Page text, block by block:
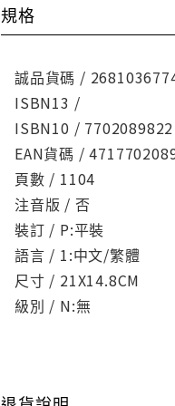
規格
誠品貨碼 /
ISBN13 /
ISBN10 / 7702089822
EAN貨碼 /
頁數 / 1104
注音版 / 否
裝訂 / P:平裝
語言 / 1:中文/繁體
尺寸 / 21X14.8CM
級別 / N:無